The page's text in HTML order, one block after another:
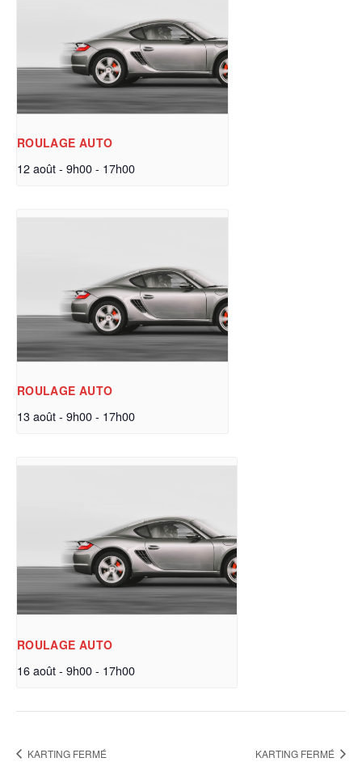
ROULAGE AUTO
12 août - 9h00- 17h00
ROULAGE AUTO
13 août - 9h00- 17h00
ROULAGE AUTO
16 août - 9h00- 17h00
KARTING FERMÉ KARTING FERMÉ